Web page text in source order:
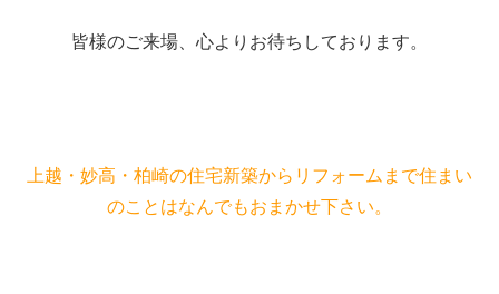
皆様のご来場、心よりお待ちしております。
上越・妙高・柏崎の住宅新築からリフォームまで住まい
のことはなんでもおまかせ下さい。